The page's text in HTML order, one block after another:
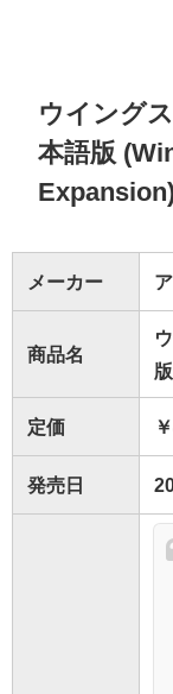
ウイング
本語版
メーカー
商品名
定価
発売日